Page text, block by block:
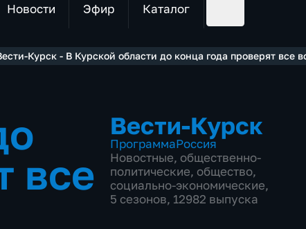
Новости Эфир Каталог
Курск - В Курской области до конца года проверят все
все
Вести-Курск
ПрограммаРоссия
Новостные, общественно-
политические, общество,
социально-экономические,
5 сезонов, 12982 выпуска